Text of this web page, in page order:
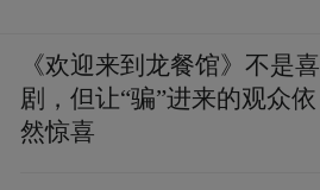
《欢迎来到龙餐馆》不是喜
剧，但让“骗”进来的观众依
然惊喜